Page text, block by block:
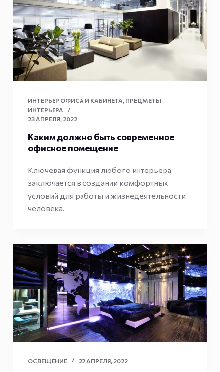
ИНТЕРЬЕР ОФИСА И КАБИНЕТА, ПРЕДМЕТЫ
ИНТЕРЬЕРА
23 АПРЕЛЯ, 2022
Каким должно быть современное
офисное помещение
Ключевая функция любого интерьера
заключается в создании комфортных
условий для работы и жизнедеятельности
человека.
ОСВЕЩЕНИЕ 22 АПРЕЛЯ, 2022